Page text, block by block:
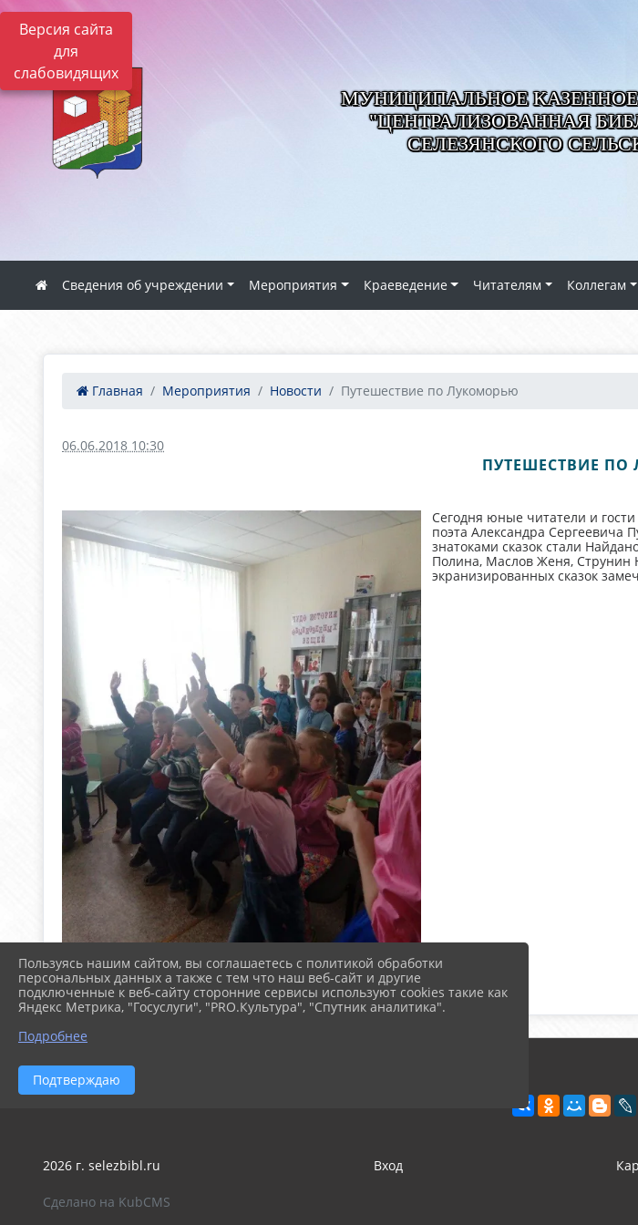
Версия сайта
для
слабовидящих
МУНИЦИПАЛЬНОЕ
"ЦЕНТРАЛИЗОВАННАЯ
СЕЛЕЗЯНСКОГО
Сведения об учреждении Мероприятия Краеведение Читателям Коллегам
Главная Мероприятия Новости Путешествие по Лукоморью
06.06.2018 10:30
ПУТЕШЕСТВИЕ
Сегодня юные читатели и
поэта Александра Сергеевича
знатоками сказок стали
Полина, Маслов Женя, Струнин
экранизированных сказок
2026 г. selezbibl.ru Вход
Сделано на KubCMS
Пользуясь нашим сайтом, вы соглашаетесь с политикой обработки
персональных данных а также с тем что наш веб-сайт и другие
подключенные к веб-сайту сторонние сервисы используют cookies такие как
Яндекс Метрика, "Госуслуги", "PRO.Культура", "Спутник аналитика".
Подробнее
Подтверждаю